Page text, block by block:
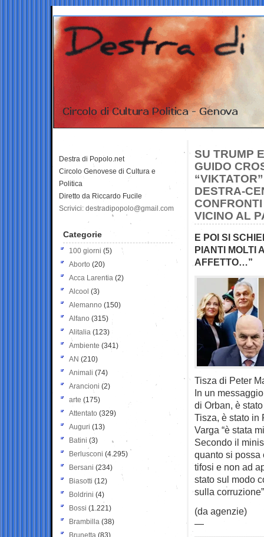
SU TRUMP
GUIDO
DESTRA-
VICINO AL
E POI SI
PIANTI MOLTI
AFFETTO…”
Tisza di Peter
In un
di Orban, è
Tisza, è stato in
Varga “è stata
Secondo il
quanto si possa
tifosi e non ad
stato sul modo
sulla
(da agenzie)
—
Destra di Popolo.net
Circolo Genovese di Cultura e
Politica
Diretto da Riccardo Fucile
Scrivici: destradipopolo@gmail.com
Categorie
100 giorni (5)
Aborto (20)
Acca Larentia (2)
Alcool (3)
Alemanno (150)
Alfano (315)
Alitalia (123)
Ambiente (341)
AN (210)
Animali (74)
Arancioni (2)
arte (175)
Attentato (329)
Auguri (13)
Batini (3)
Berlusconi (4.295)
Bersani (234)
Biasotti (12)
Boldrini (4)
Bossi (1.221)
Brambilla (38)
Brunetta (83)